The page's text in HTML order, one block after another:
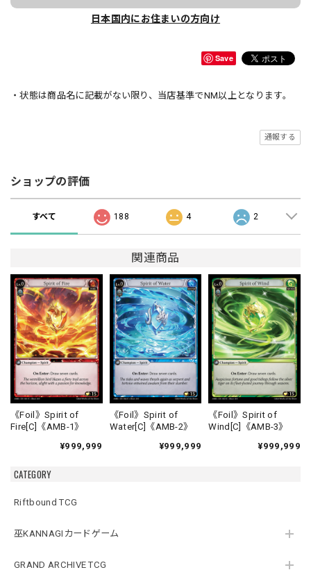
CATEGORY
Riftbound TCG
巫KANNAGIカードゲーム
GRAND ARCHIVE TCG
日本国内にお住まいの方向け
Save
・状態は商品名に記載がない限り、当店基準でNM以上となります。
通報する
ショップの評価
すべて 188 4 2
関連商品
《Foil》Spirit of
Fire[C]《AMB-1》
¥999,999
《Foil》Spirit of
Water[C]《AMB-2》
¥999,999
《Foil》Spirit of
Wind[C]《AMB-3》
¥999,999